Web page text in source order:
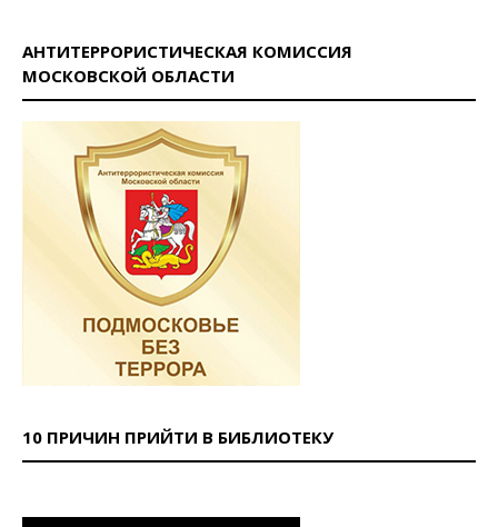
АНТИТЕРРОРИСТИЧЕСКАЯ КОМИССИЯ
МОСКОВСКОЙ ОБЛАСТИ
10 ПРИЧИН ПРИЙТИ В БИБЛИОТЕКУ